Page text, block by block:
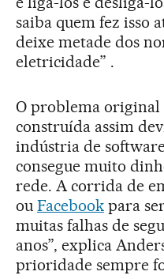
saiba quem fez isso
deixe metade dos
eletricidade” .
O problema original
construída assim
indústria de
consegue muito
rede. A corrida de
ou Facebookpara
muitas falhas de
anos”, explica
prioridade sempre